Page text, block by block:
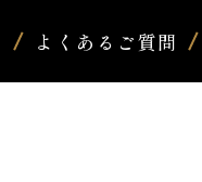
よくあるご質問